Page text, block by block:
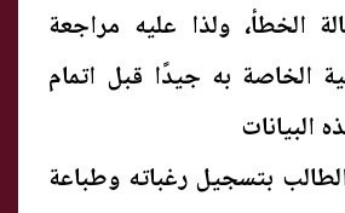
الخطأ، ولذا عليه مراجعة
الخاصة به جيدًا قبل اتمام
البيانات
بتسجيل رغباته وطباعة